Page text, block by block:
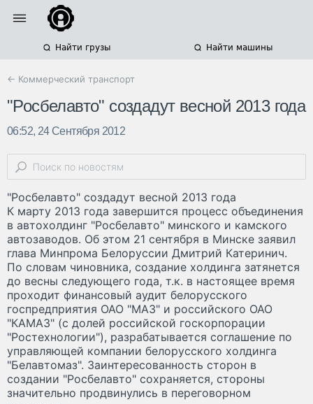
Найти грузы Найти машины
← Коммерческий транспорт
"Росбелавто" создадут весной 2013 года
06:52, 24 Сентября 2012
"Росбелавто" создадут весной 2013 года
К марту 2013 года завершится процесс объединения
в автохолдинг "Росбелавто" минского и камского
автозаводов. Об этом 21 сентября в Минске заявил
глава Минпрома Белоруссии Дмитрий Катеринич.
По словам чиновника, создание холдинга затянется
до весны следующего года, т.к. в настоящее время
проходит финансовый аудит белорусского
госпредприятия ОАО "МАЗ" и российского ОАО
"КАМАЗ" (с долей российской госкорпорации
"Ростехнологии"), разрабатывается соглашение по
управляющей компании белорусского холдинга
"Белавтомаз". Заинтересованность сторон в
создании "Росбелавто" сохраняется, стороны
значительно продвинулись в переговорном